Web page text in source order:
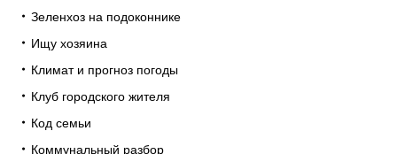
Зеленхоз на подоконнике
Ищу хозяина
Климат и прогноз погоды
Клуб городского жителя
Код семьи
Коммунальный разбор